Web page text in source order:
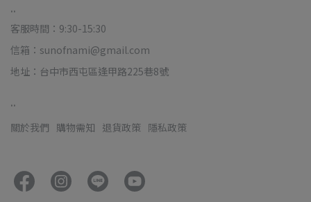
..
客服時間：9:30-15:30
信箱：sunofnami@gmail.com
地址：台中市西屯區逢甲路225巷8號
..
關於我們 購物需知 退貨政策 隱私政策